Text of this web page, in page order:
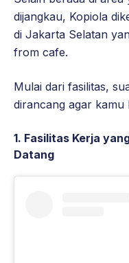
dijangkau, Kopiola
di Jakarta Selatan
from cafe.
Mulai dari fasilitas,
dirancang agar kamu
1. Fasilitas Kerja
Datang